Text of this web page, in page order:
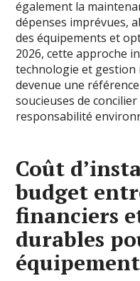
également la
dépenses imprévues,
des équipements et
2026, cette approche
technologie et gestion
devenue une
soucieuses de
responsabilité
Coût
budget
financiers
durables